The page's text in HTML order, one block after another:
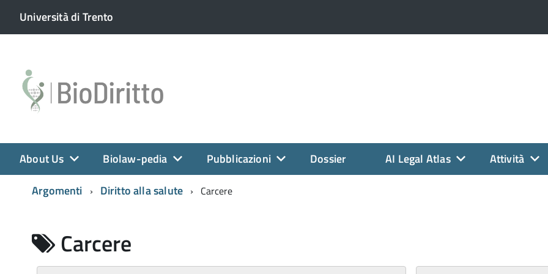
Università di Trento
About Us Biolaw-pedia Pubblicazioni Dossier AI Legal Atlas
Attività
Argomenti
Diritto alla salute Carcere
Carcere